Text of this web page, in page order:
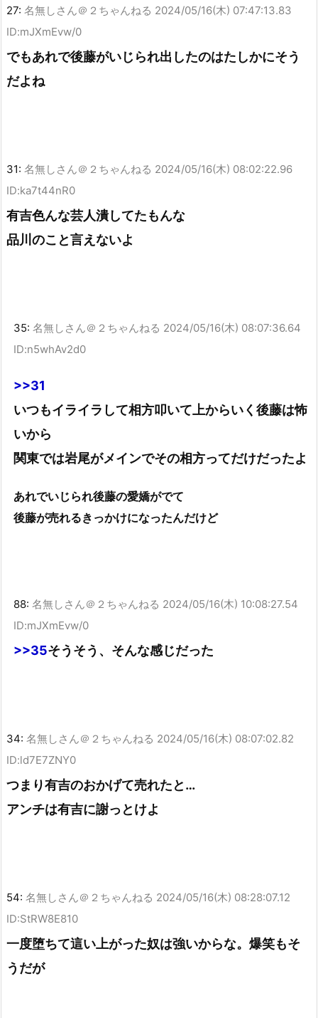
27: 名無しさん＠２ちゃんねる 2024/05/16(木) 07:47:13.83
ID:mJXmEvw/0
でもあれで後藤がいじられ出したのはたしかにそう
だよね
31: 名無しさん＠２ちゃんねる 2024/05/16(木) 08:02:22.96
ID:ka7t44nR0
有吉色んな芸人潰してたもんな
品川のこと言えないよ
35: 名無しさん＠２ちゃんねる 2024/05/16(木) 08:07:36.64
ID:n5whAv2d0
>>31
いつもイライラして相方叩いて上からいく後藤は怖
いから
関東では岩尾がメインでその相方ってだけだったよ
あれでいじられ後藤の愛嬌がでて
後藤が売れるきっかけになったんだけど
88: 名無しさん＠２ちゃんねる 2024/05/16(木) 10:08:27.54
ID:mJXmEvw/0
>>35そうそう、そんな感じだった
34: 名無しさん＠２ちゃんねる 2024/05/16(木) 08:07:02.82
ID:ld7E7ZNY0
つまり有吉のおかげて売れたと…
アンチは有吉に謝っとけよ
54: 名無しさん＠２ちゃんねる 2024/05/16(木) 08:28:07.12
ID:StRW8E810
一度堕ちて這い上がった奴は強いからな。爆笑もそ
うだが